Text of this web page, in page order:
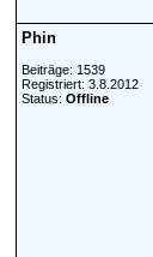
Phin
Beiträge: 1539
Registriert: 3.8.2012
Status: Offline